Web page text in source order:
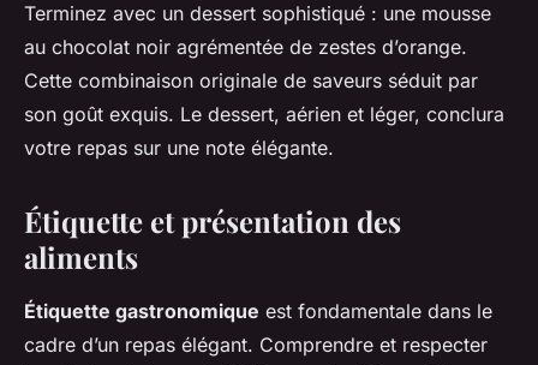
Terminez avec un dessert sophistiqué : une mousse
au chocolat noir agrémentée de zestes d’orange.
Cette combinaison originale de saveurs séduit par
son goût exquis. Le dessert, aérien et léger, conclura
votre repas sur une note élégante.
Étiquette et présentation des
aliments
Étiquette gastronomique est fondamentale dans le
cadre d’un repas élégant. Comprendre et respecter